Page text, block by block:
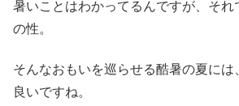
暑いことはわかってるんですが、それ
の性。
そんなおもいを巡らせる酷暑の夏に
良いですね。